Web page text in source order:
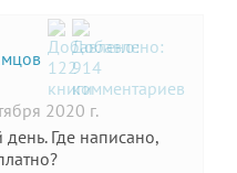
2020 г.
Где написано,